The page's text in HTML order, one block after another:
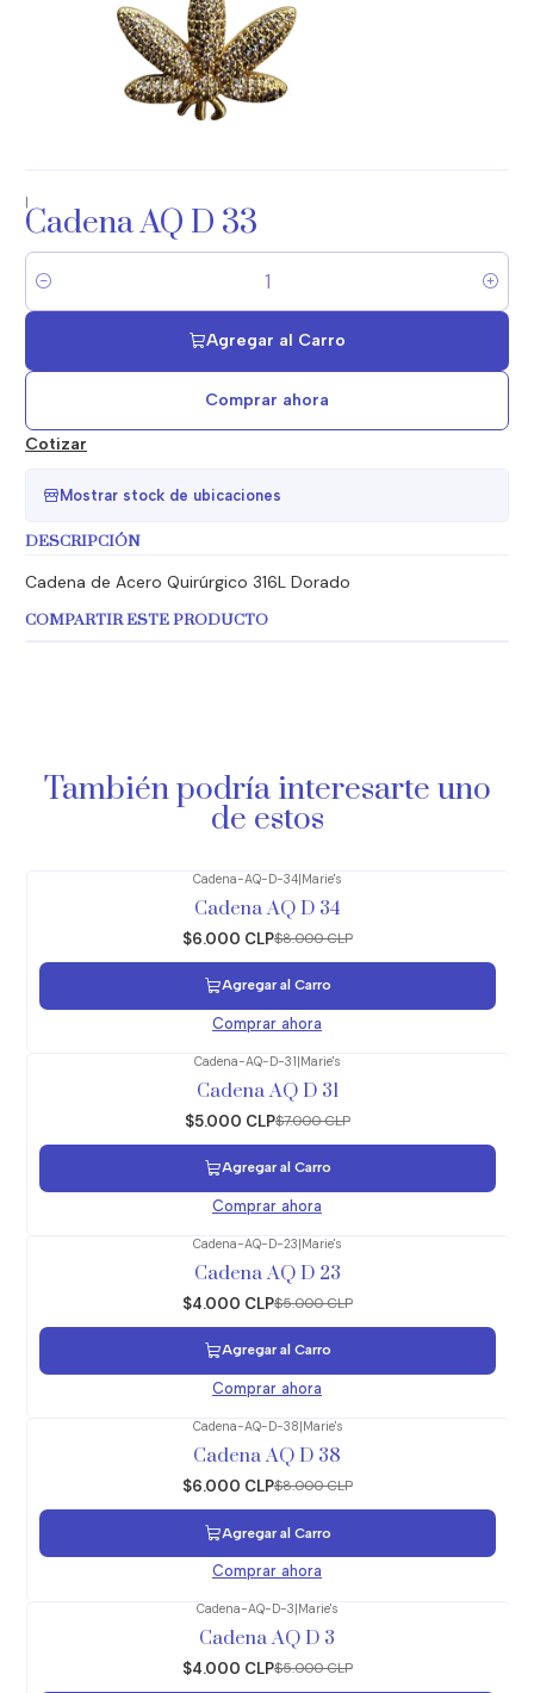
|
Cadena AQ D 33
Cantidad
Agregar al Carro
Comprar ahora
Cotizar
Mostrar stock de ubicaciones
DESCRIPCIÓN
Cadena de Acero Quirúrgico 316L Dorado
COMPARTIR ESTE PRODUCTO
También podría interesarte uno
de estos
Cadena-AQ-D-34|Marie's
Cadena AQ D 34
$6.000 CLP$8.000 CLP
Agregar al Carro
Comprar ahora
Cadena-AQ-D-31|Marie's
Cadena AQ D 31
$5.000 CLP$7.000 CLP
Agregar al Carro
Comprar ahora
Cadena-AQ-D-23|Marie's
Cadena AQ D 23
$4.000 CLP$5.000 CLP
Agregar al Carro
Comprar ahora
Cadena-AQ-D-38|Marie's
Cadena AQ D 38
$6.000 CLP$8.000 CLP
Agregar al Carro
Comprar ahora
Cadena-AQ-D-3 Marie's
Cadena AQ D 3
$4.000 CLP$5.000 CLP